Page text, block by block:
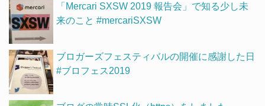
「Mercari SXSW 2019 報告会」で知る少し未
来のこと #mercariSXSW
ブロガーズフェスティバルの開催に感謝した日
#ブロフェス2019